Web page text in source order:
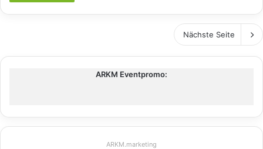
Nächste Seite
ARKM Eventpromo:
ARKM.marketing